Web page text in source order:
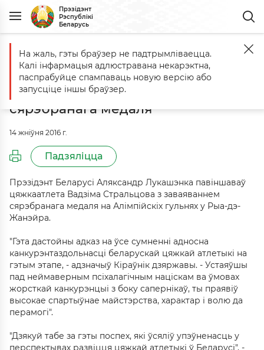
Прэзідэнт
Рэспублікі
Беларусь
Галоўная Падзеі Віншаванне цяжкаатлету Вадзіму Стральцову
Віншаванне цяжкаатлету Вадзіму
Стральцову з заваяваннем
сярэбранага медаля
14 жніўня 2016 г.
Падзяліцца
Прэзідэнт Беларусі Аляксандр Лукашэнка павіншаваў
цяжкаатлета Вадзіма Стральцова з заваяваннем
сярэбранага медаля на Алімпійскіх гульнях у Рыа-дэ-
Жанэйра.
"Гэта дастойны адказ на ўсе сумненні адносна
канкурэнтаздольнасці беларускай цяжкай атлетыкі на
гэтым этапе, - адзначыў Кіраўнік дзяржавы. - Устаяўшы
пад неймаверным псіхалагічным націскам ва ўмовах
жорсткай канкурэнцыі з боку сапернікаў, ты праявіў
высокае спартыўнае майстэрства, характар і волю да
перамогі".
"Дзякуй табе за гэты поспех, які ўсяліў упэўненасць у
перспектывах развіцця цяжкай атлетыкі ў Беларусі", -
На жаль, гэты браўзер не падтрымліваецца.
Калі інфармацыя адлюстравана некарэктна,
паспрабуйце спампаваць новую версію або
запусціце іншы браўзер.